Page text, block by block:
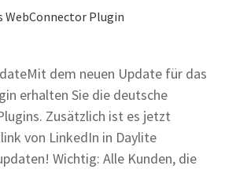
WebConnector Plugin
dem neuen Update für das
erhalten Sie die deutsche
Zusätzlich ist es jetzt
von LinkedIn in Daylite
Wichtig: Alle Kunden, die